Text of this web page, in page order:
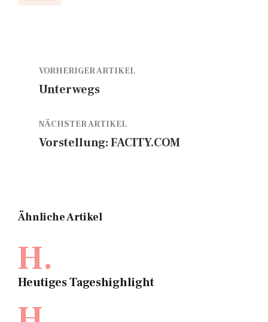
VORHERIGER ARTIKEL
Unterwegs
NÄCHSTER ARTIKEL
Vorstellung: FACITY.COM
Ähnliche Artikel
H.
Heutiges Tageshighlight